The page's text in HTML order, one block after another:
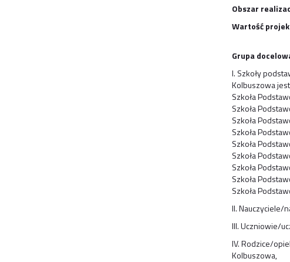
Obszar
Wartość
Grupa
I. Szkoły
Kolbuszowa
Szkoła
Szkoła
Szkoła
Szkoła
Szkoła
Szkoła
Szkoła
Szkoła
Szkoła
II. Nauczyciele/
III. Uczniowie/
IV. Rodzice/
Kolbuszowa,